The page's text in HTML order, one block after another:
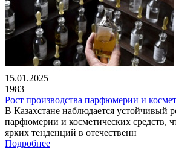
15.01.2025
1983
Рост производства парфюмерии и
В Казахстане наблюдается устойчивый
парфюмерии и косметических средств,
ярких тенденций в отечественн
Подробнее